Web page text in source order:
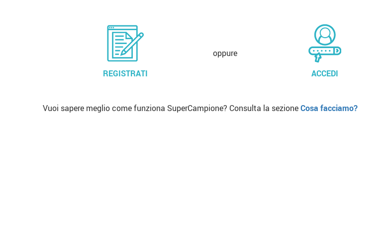
REGISTRATI
oppure
ACCEDI
Vuoi sapere meglio come funziona SuperCampione? Consulta la sezioneCosa facciamo?